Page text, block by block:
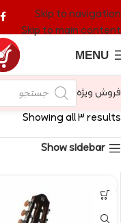
Skip to navigation
Skip to main content
MENU
فروش ویژه
Showing all 3 results
Show sidebar